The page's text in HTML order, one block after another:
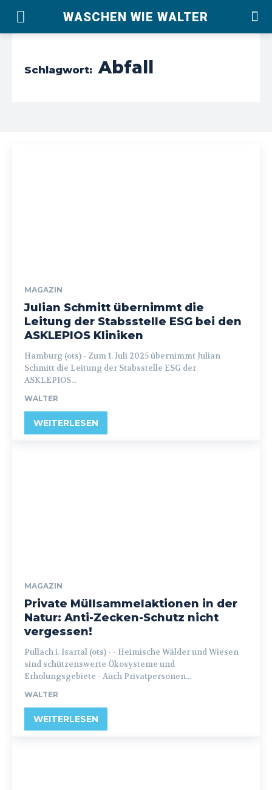
WASCHEN WIE WALTER
Schlagwort: Abfall
MAGAZIN
Julian Schmitt übernimmt die
Leitung der Stabsstelle ESG bei den
ASKLEPIOS Kliniken
Hamburg (ots) - Zum 1. Juli 2025 übernimmt Julian
Schmitt die Leitung der Stabsstelle ESG der
ASKLEPIOS...
WALTER
WEITERLESEN
MAGAZIN
Private Müllsammelaktionen in der
Natur: Anti-Zecken-Schutz nicht
vergessen!
Pullach i. Isartal (ots) - - Heimische Wälder und Wiesen
sind schützenswerte Ökosysteme und
Erholungsgebiete - Auch Privatpersonen...
WALTER
WEITERLESEN